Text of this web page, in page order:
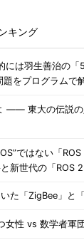
キング
には羽生善治の
をプログラムで
―― 東大の伝説の
ではない「
新世代の「ROS
た「ZigBee」と
女性 vs 数学者軍団